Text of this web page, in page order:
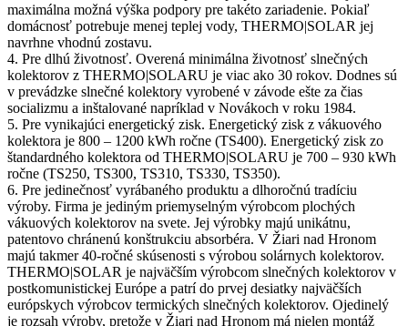
maximálna možná výška podpory pre takéto zariadenie. Pokiaľ
domácnosť potrebuje menej teplej vody, THERMO|SOLAR jej
navrhne vhodnú zostavu.
4. Pre dlhú životnosť. Overená minimálna životnosť slnečných
kolektorov z THERMO|SOLARU je viac ako 30 rokov. Dodnes sú
v prevádzke slnečné kolektory vyrobené v závode ešte za čias
socializmu a inštalované napríklad v Novákoch v roku 1984.
5. Pre vynikajúci energetický zisk. Energetický zisk z vákuového
kolektora je 800 – 1200 kWh ročne (TS400). Energetický zisk zo
štandardného kolektora od THERMO|SOLARU je 700 – 930 kWh
ročne (TS250, TS300, TS310, TS330, TS350).
6. Pre jedinečnosť vyrábaného produktu a dlhoročnú tradíciu
výroby. Firma je jediným priemyselným výrobcom plochých
vákuových kolektorov na svete. Jej výrobky majú unikátnu,
patentovo chránenú konštrukciu absorbéra. V Žiari nad Hronom
majú takmer 40-ročné skúsenosti s výrobou solárnych kolektorov.
THERMO|SOLAR je najväčším výrobcom slnečných kolektorov v
postkomunistickej Európe a patrí do prvej desiatky najväčších
európskych výrobcov termických slnečných kolektorov. Ojedinelý
je rozsah výroby, pretože v Žiari nad Hronom má nielen montáž